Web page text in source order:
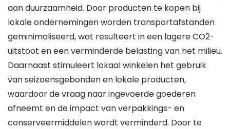
aan duurzaamheid. Door producten te kopen bij
lokale ondernemingen worden transportafstanden
geminimaliseerd, wat resulteert in een lagere CO2-
uitstoot en een verminderde belasting van het milieu.
Daarnaast stimuleert lokaal winkelen het gebruik
van seizoensgebonden en lokale producten,
waardoor de vraag naar ingevoerde goederen
afneemt en de impact van verpakkings- en
conserveermiddelen wordt verminderd. Door te